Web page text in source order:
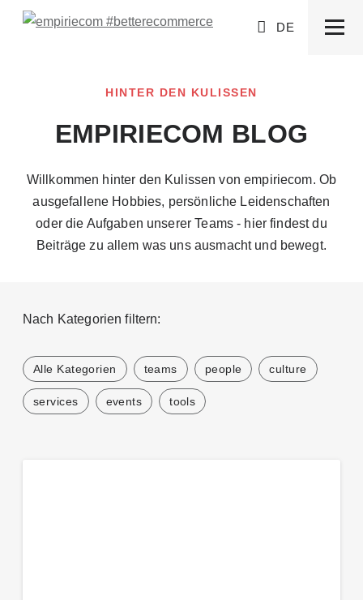
DE
HINTER DEN KULISSEN
EMPIRIECOM BLOG
Willkommen hinter den Kulissen von empiriecom. Ob
ausgefallene Hobbies, persönliche Leidenschaften
oder die Aufgaben unserer Teams - hier findest du
Beiträge zu allem was uns ausmacht und bewegt.
Nach Kategorien filtern:
Alle Kategorien teams people culture
services events tools